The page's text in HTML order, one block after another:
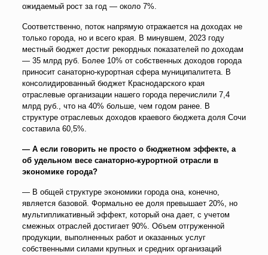
ожидаемый рост за год — около 7%.
Соответственно, поток напрямую отражается на доходах не
только города, но и всего края. В минувшем, 2023 году
местный бюджет достиг рекордных показателей по доходам
— 35 млрд руб. Более 10% от собственных доходов города
приносит санаторно-курортная сфера муниципалитета. В
консолидированный бюджет Краснодарского края
отраслевые организации нашего города перечислили 7,4
млрд руб., что на 40% больше, чем годом ранее. В
структуре отраслевых доходов краевого бюджета доля Сочи
составила 60,5%.
— А если говорить не просто о бюджетном эффекте, а
об удельном весе санаторно-курортной отрасли в
экономике города?
— В общей структуре экономики города она, конечно,
является базовой. Формально ее доля превышает 20%, но
мультипликативный эффект, который она дает, с учетом
смежных отраслей достигает 90%. Объем отгруженной
продукции, выполненных работ и оказанных услуг
собственными силами крупных и средних организаций